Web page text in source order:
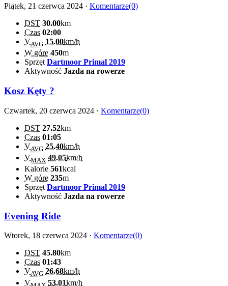
Piątek, 21 czerwca 2024 · Komentarze(0)
DST 30.00km
Czas 02:00
VAVG 15.00km/h
W górę 450m
Sprzęt Dartmoor Primal 2019
Aktywność Jazda na rowerze
Kosz Kęty ?
Czwartek, 20 czerwca 2024 · Komentarze(0)
DST 27.52km
Czas 01:05
VAVG 25.40km/h
VMAX 49.05km/h
Kalorie 561kcal
W górę 235m
Sprzęt Dartmoor Primal 2019
Aktywność Jazda na rowerze
Evening Ride
Wtorek, 18 czerwca 2024 · Komentarze(0)
DST 45.80km
Czas 01:43
VAVG 26.68km/h
V
53.01km/h